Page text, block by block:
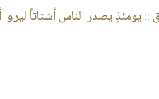
::يومئذٍ يصدر الناس أشتاتاً ليروا